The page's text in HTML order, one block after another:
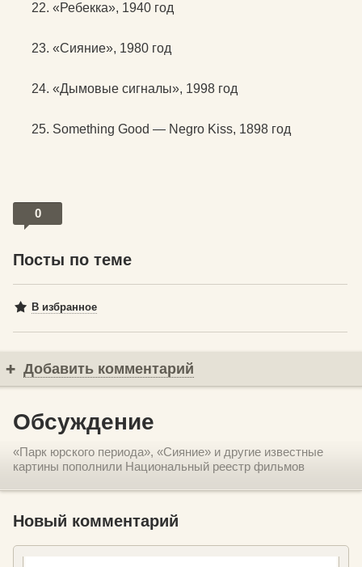
«Ребекка», 1940 год
«Сияние», 1980 год
«Дымовые сигналы», 1998 год
Something Good — Negro Kiss, 1898 год
0
Посты по теме
В избранное
Добавить комментарий
Обсуждение
«Парк юрского периода», «Сияние» и другие известные
картины пополнили Национальный реестр фильмов
Новый комментарий